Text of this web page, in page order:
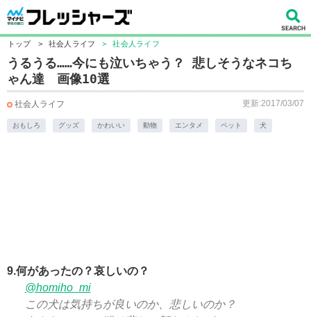
トップ > 社会人ライフ > 社会人ライフ
うるうる……今にも泣いちゃう？ 悲しそうなネコち
ゃん達 画像10選
社会人ライフ 更新:2017/03/07
おもしろ グッズ かわいい 動物 エンタメ ペット 犬
9.何があったの？哀しいの？
@homiho_mi
この犬は気持ちが良いのか、悲しいのか？